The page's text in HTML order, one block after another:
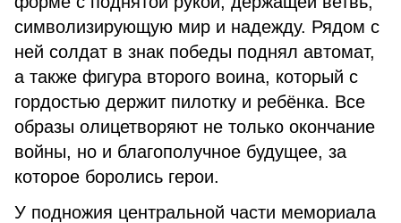
символизирующую мир и надежду. Рядом с
ней солдат в знак победы поднял автомат,
а также фигура второго воина, который с
гордостью держит пилотку и ребёнка. Все
образы олицетворяют не только окончание
войны, но и благополучное будущее, за
которое боролись герои.
У подножия центральной части мемориала